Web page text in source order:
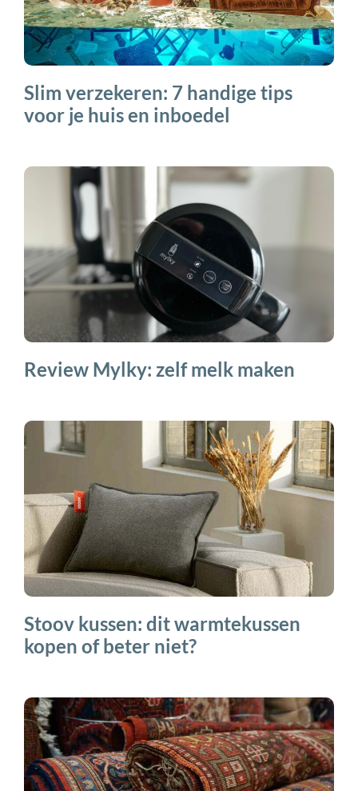
Slim verzekeren: 7 handige tips
voor je huis en inboedel
Review Mylky: zelf melk maken
Stoov kussen: dit warmtekussen
kopen of beter niet?